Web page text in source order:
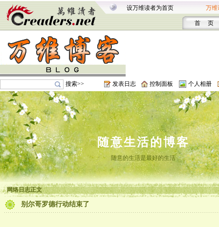
设万维读者为首页 万维
首 页
搜索>> 发表日志 控制面板 个人相册
随意生活的博客
随意的生活是最好的生活
网络日志正文
别尔哥罗德行动结束了